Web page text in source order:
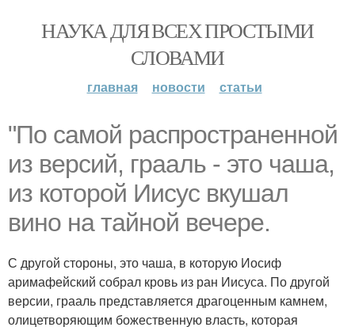
НАУКА ДЛЯ ВСЕХ ПРОСТЫМИ
СЛОВАМИ
главная новости статьи
"По самой распространенной
из версий, грааль - это чаша,
из которой Иисус вкушал
вино на тайной вечере.
С другой стороны, это чаша, в которую Иосиф
аримафейский собрал кровь из ран Иисуса. По другой
версии, грааль представляется драгоценным камнем,
олицетворяющим божественную власть, которая